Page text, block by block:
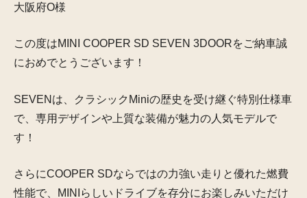
大阪府O様
この度はMINI COOPER SD SEVEN 3DOORをご納車誠
におめでとうございます！
SEVENは、クラシックMiniの歴史を受け継ぐ特別仕様車
で、専用デザインや上質な装備が魅力の人気モデルで
す！
さらにCOOPER SDならではの力強い走りと優れた燃費
性能で、MINIらしいドライブを存分にお楽しみいただけ